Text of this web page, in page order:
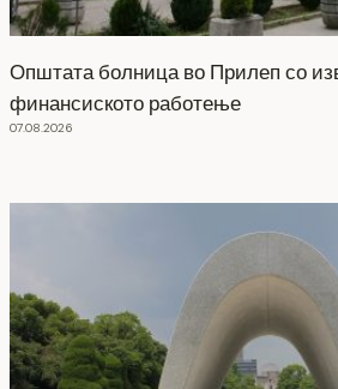
Општата болница во Прилеп со
финансиското работење
07.08.2026